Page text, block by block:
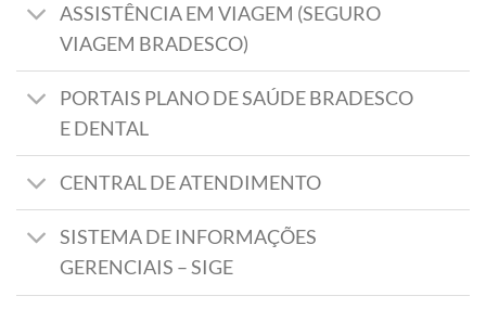
ASSISTÊNCIA EM VIAGEM (SEGURO
VIAGEM BRADESCO)
PORTAIS PLANO DE SAÚDE BRADESCO
E DENTAL
CENTRAL DE ATENDIMENTO
SISTEMA DE INFORMAÇÕES
GERENCIAIS – SIGE